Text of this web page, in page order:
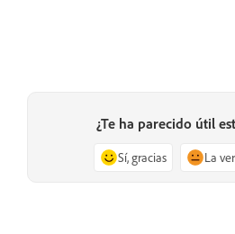
¿Te ha parecido útil
Sí, gracias La